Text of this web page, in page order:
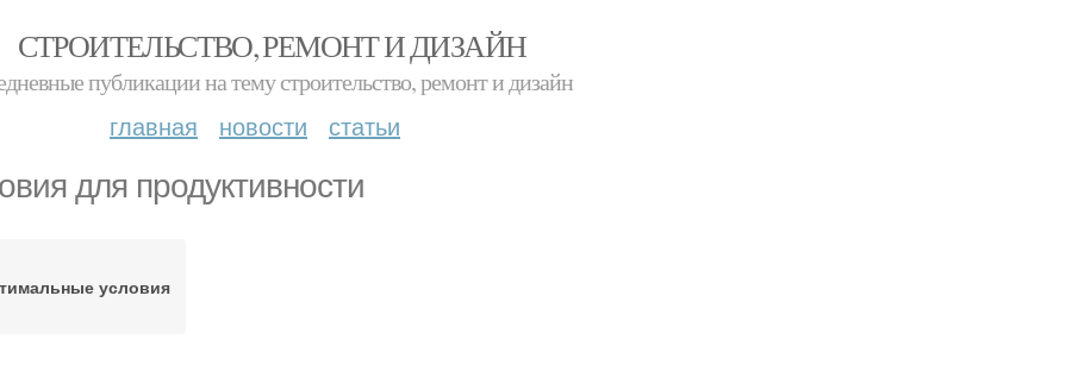
СТРОИТЕЛЬСТВО, РЕМОНТ И ДИЗАЙН
публикации на тему строительство, ремонт и дизайн
главная новости статьи
для продуктивности
условия